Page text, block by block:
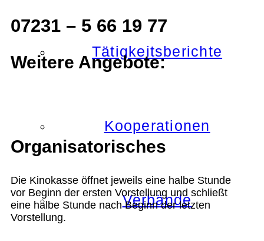
Tätigkeitsberichte
Kooperationen
Verbände
07231 – 5 66 19 77
Weitere Angebote:
Organisatorisches
Die Kinokasse öffnet jeweils eine halbe Stunde
vor Beginn der ersten Vorstellung und schließt
eine halbe Stunde nach Beginn der letzten
Vorstellung.